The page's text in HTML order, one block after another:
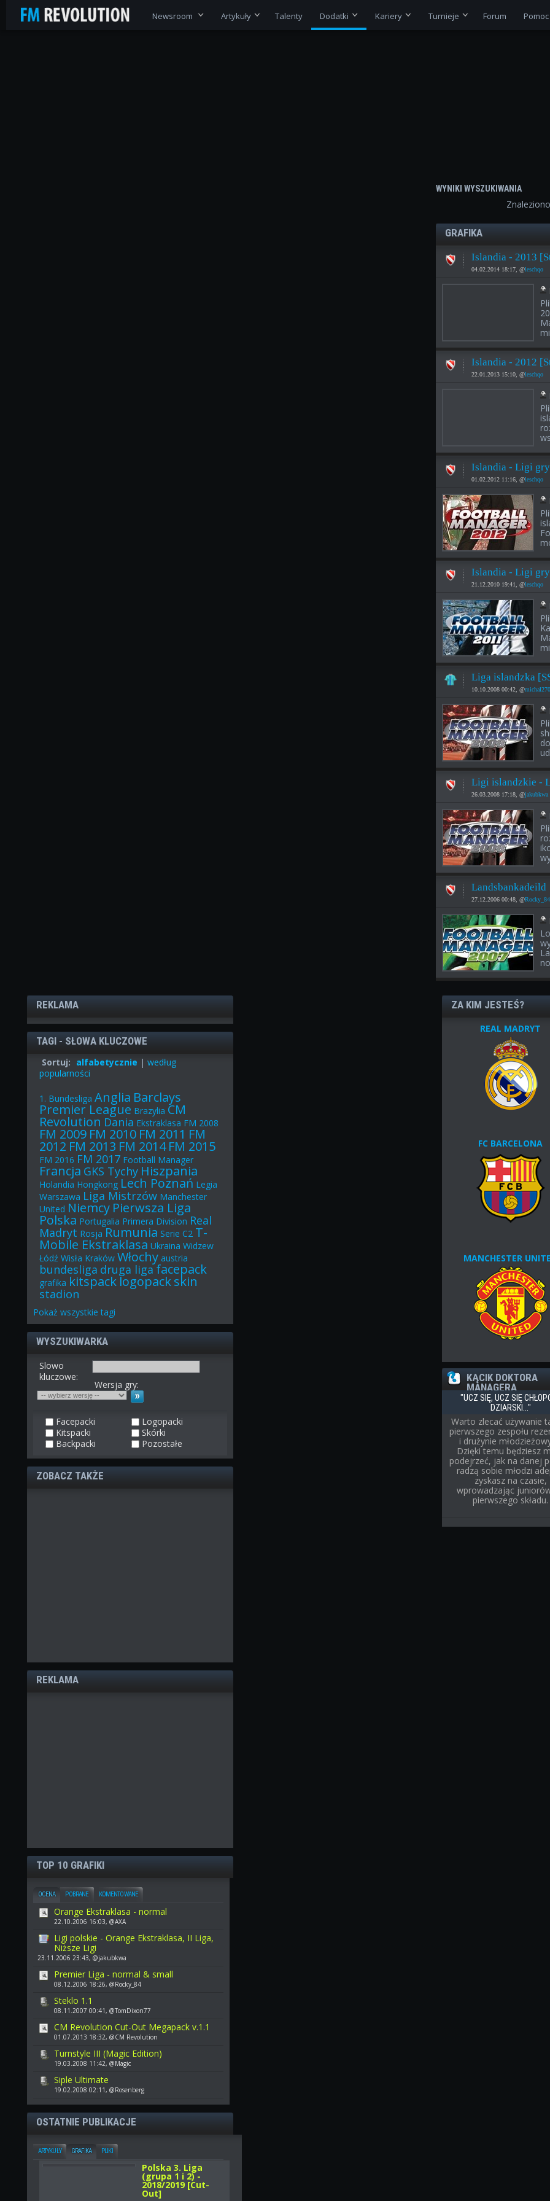
Newsroom Artykuły Talenty Dodatki Kariery Turnieje Forum Pomoc
WYNIKI WYSZUKIWANIA
GRAFIKA
Islandia - 2013
04.02.2014 18:17, @leschqo
Islandia - 2012
22.01.2013 15:10, @leschqo
Islandia - Ligi
01.02.2012 11:16, @leschqo
Islandia - Ligi
21.12.2010 19:41, @leschqo
Liga islandzka
10.10.2008 00:42, @
Ligi islandzkie -
26.03.2008 17:18, @jakubkwa
Landsbankadeild
27.12.2006 00:48, @Rocky_84
REKLAMA
TAGI - SŁOWA KLUCZOWE
Sortuj: alfabetycznie | według
popularności
1. Bundesliga Anglia Barclays
Premier League Brazylia CM
Revolution Dania Ekstraklasa FM 2008
FM 2009 FM 2010 FM 2011 FM
2012 FM 2013 FM 2014 FM 2015
FM 2016 FM 2017 Football Manager
Francja GKS Tychy Hiszpania
Holandia Hongkong Lech Poznań Legia
Warszawa Liga Mistrzów Manchester
United Niemcy Pierwsza Liga
Polska Portugalia Primera Division Real
Madryt Rosja Rumunia Serie C2 T-
Mobile Ekstraklasa Ukraina Widzew
Łódź Wisła Kraków Włochy austria
bundesliga druga liga facepack
grafika kitspacklogopack skin
stadion
Pokaż wszystkie tagi
WYSZUKIWARKA
Slowo
kluczowe:
Wersja gry:
Facepacki
Logopacki
Kitspacki
Skórki
Backpacki
Pozostałe
ZOBACZ TAKŻE
REKLAMA
TOP 10 GRAFIKI
OCENA POBRANE KOMENTOWANE
Orange Ekstraklasa - normal
22.10.2006 16:03, @AXA
Ligi polskie - Orange Ekstraklasa, II Liga,
Niższe Ligi
23.11.2006 23:43, @jakubkwa
Premier Liga - normal & small
08.12.2006 18:26, @Rocky_84
Steklo 1.1
08.11.2007 00:41, @TomDixon77
CM Revolution Cut-Out Megapack v.1.1
01.07.2013 18:32, @CM Revolution
Turnstyle III (Magic Edition)
19.03.2008 11:42, @Magic
Siple Ultimate
19.02.2008 02:11, @Rosenberg
OSTATNIE PUBLIKACJE
ARTYKUŁY GRAFIKA PLIKI
Polska 3. Liga
(grupa 1 i 2) -
2018/2019 [Cut-
Out]
ZA KIM JESTEŚ?
REAL MADRYT
FC BARCELONA
MANCHESTER
KĄCIK DOKTORA
MANAGERA
"UCZ SIĘ, UCZ SIĘ
DZIARSKI..."
Warto zlecać używanie
pierwszego zespołu
i drużynie
Dzięki temu będziesz
podejrzeć, jak na danej
radzą sobie młodzi
zyskasz na czasie,
wprowadzając
pierwszego składu.